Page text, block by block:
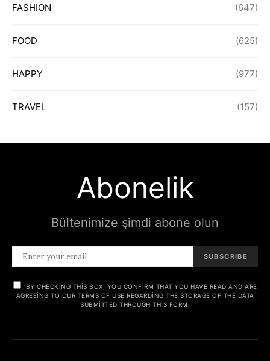
FASHION (647)
FOOD (625)
HAPPY (977)
TRAVEL (157)
Abonelik
Bültenimize şimdi abone olun
SUBSCRIBE
BY CHECKING THIS BOX, YOU CONFIRM THAT YOU HAVE READ AND ARE
AGREEING TO OUR TERMS OF USE REGARDING THE STORAGE OF THE DATA
SUBMITTED THROUGH THIS FORM.